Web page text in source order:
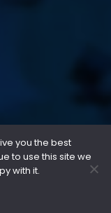
Policies
you the best
to use this site we
with it.